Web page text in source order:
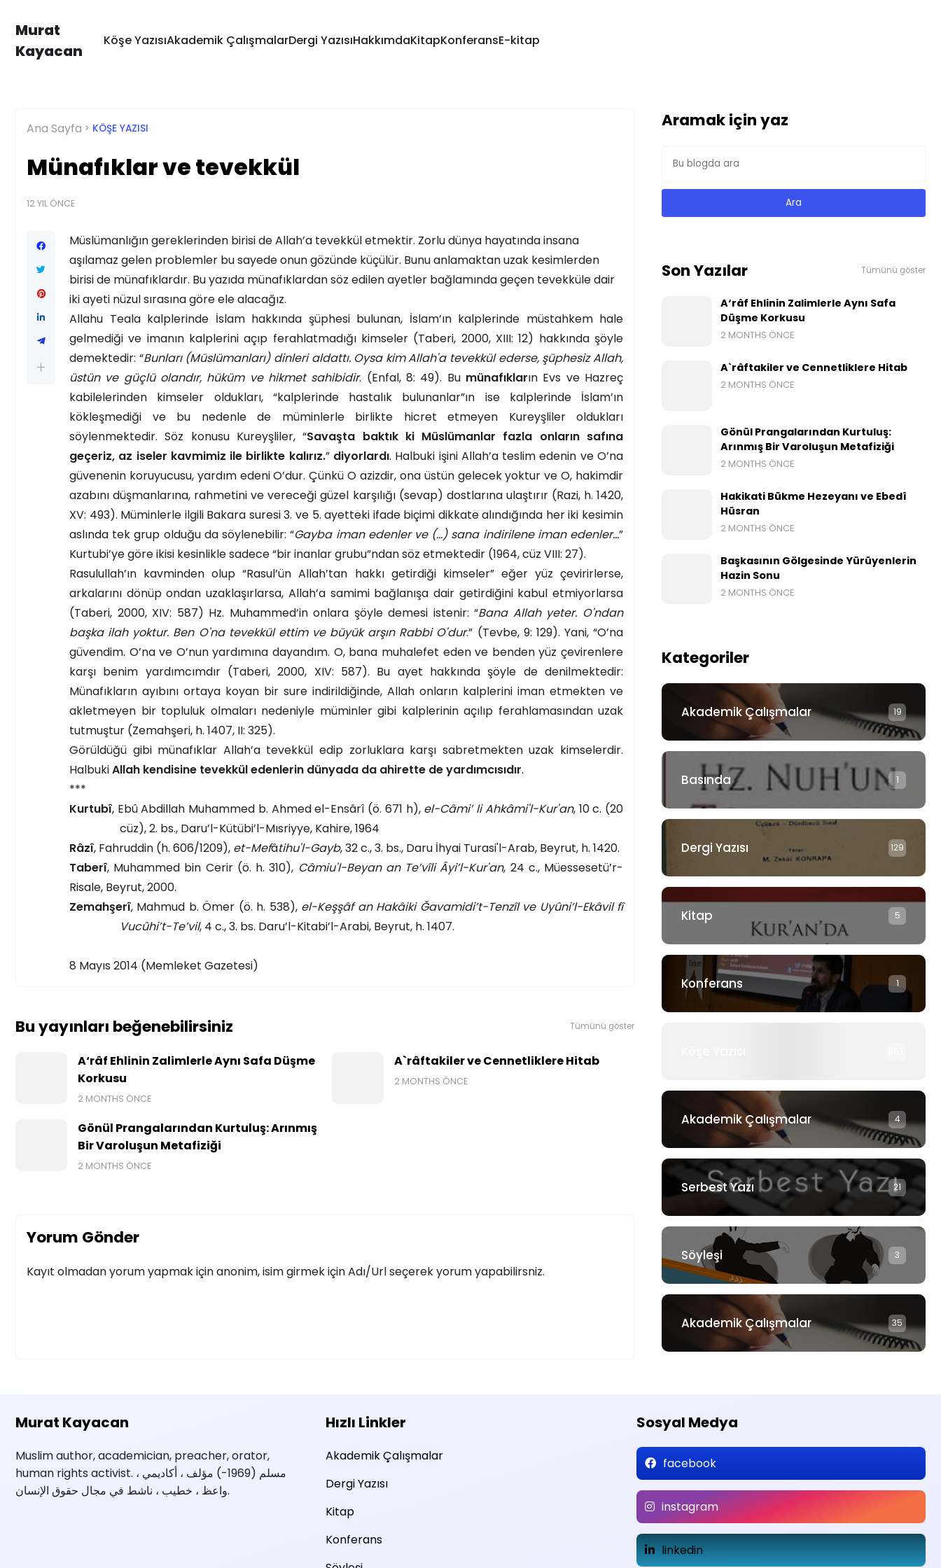
Murat
Kayacan
Köşe YazısıAkademik ÇalışmalarDergi YazısıHakkımdaKitapKonferansE-kitap
Ana Sayfa KÖŞE YAZISI
Münafıklar ve tevekkül
12 YIL ÖNCE
Müslümanlığın gereklerinden birisi de Allah’a tevekkül etmektir. Zorlu dünya hayatında insana
aşılamaz gelen problemler bu sayede onun gözünde küçülür. Bunu anlamaktan uzak kesimlerden
birisi de münafıklardır. Bu yazıda münafıklardan söz edilen ayetler bağlamında geçen tevekküle dair
iki ayeti nüzul sırasına göre ele alacağız.
Allahu Teala kalplerinde İslam hakkında şüphesi bulunan, İslam’ın kalplerinde müstahkem hale
gelmediği ve imanın kalplerini açıp ferahlatmadığı kimseler (Taberi, 2000, XIII: 12) hakkında şöyle
demektedir: “Bunları (Müslümanları) dinleri aldattı. Oysa kim Allah'a tevekkül ederse, şüphesiz Allah,
üstün ve güçlü olandır, hüküm ve hikmet sahibidir. (Enfal, 8: 49). Bu münafıkların Evs ve Hazreç
kabilelerinden kimseler oldukları, “kalplerinde hastalık bulunanlar”ın ise kalplerinde İslam’ın
kökleşmediği ve bu nedenle de müminlerle birlikte hicret etmeyen Kureyşliler oldukları
söylenmektedir. Söz konusu Kureyşliler, “Savaşta baktık ki Müslümanlar fazla onların safına
geçeriz, az iseler kavmimiz ile birlikte kalırız.”diyorlardı. Halbuki işini Allah’a teslim edenin ve O’na
güvenenin koruyucusu, yardım edeni O’dur. Çünkü O azizdir, ona üstün gelecek yoktur ve O, hakimdir
azabını düşmanlarına, rahmetini ve vereceği güzel karşılığı (sevap) dostlarına ulaştırır (Razi, h. 1420,
XV: 493). Müminlerle ilgili Bakara suresi 3. ve 5. ayetteki ifade biçimi dikkate alındığında her iki kesimin
aslında tek grup olduğu da söylenebilir: “Gayba iman edenler ve (…) sana indirilene iman edenler…”
Kurtubi’ye göre ikisi kesinlikle sadece “bir inanlar grubu”ndan söz etmektedir (1964, cüz VIII: 27).
Rasulullah’ın kavminden olup “Rasul’ün Allah’tan hakkı getirdiği kimseler” eğer yüz çevirirlerse,
arkalarını dönüp ondan uzaklaşırlarsa, Allah’a samimi bağlanışa dair getirdiğini kabul etmiyorlarsa
(Taberi, 2000, XIV: 587) Hz. Muhammed’in onlara şöyle demesi istenir: “Bana Allah yeter. O'ndan
başka ilah yoktur. Ben O'na tevekkül ettim ve büyük arşın Rabbi O'dur.” (Tevbe, 9: 129). Yani, “O’na
güvendim. O’na ve O’nun yardımına dayandım. O, bana muhalefet eden ve benden yüz çevirenlere
karşı benim yardımcımdır (Taberi, 2000, XIV: 587). Bu ayet hakkında şöyle de denilmektedir:
Münafıkların ayıbını ortaya koyan bir sure indirildiğinde, Allah onların kalplerini iman etmekten ve
akletmeyen bir topluluk olmaları nedeniyle müminler gibi kalplerinin açılıp ferahlamasından uzak
tutmuştur (Zemahşeri, h. 1407, II: 325).
Görüldüğü gibi münafıklar Allah’a tevekkül edip zorluklara karşı sabretmekten uzak kimselerdir.
HalbukiAllah kendisine tevekkül edenlerin dünyada da ahirette de yardımcısıdır.
***
Kurtubî, Ebû Abdillah Muhammed b. Ahmed el-Ensârî (ö. 671 h), el-Câmi’ li Ahkâmi'l-Kur'an, 10 c. (20
cüz), 2. bs., Daru’l-Kütübi’l-Mısriyye, Kahire, 1964
Râzî, Fahruddin (h. 606/1209), et-Mefâtihu'l-Gayb, 32 c., 3. bs., Daru İhyai Turasi'l-Arab, Beyrut, h. 1420.
Taberî, Muhammed bin Cerir (ö. h. 310), Câmiu'l-Beyan an Te’vîli Âyi’l-Kur'an, 24 c., Müessesetü’r-
Risale, Beyrut, 2000.
Zemahşerî, Mahmud b. Ömer (ö. h. 538), el-Keşşâf an Hakâiki Ğavamidi’t-Tenzîl ve Uyûni’l-Ekâvil fî
Vucûhi’t-Te’vil, 4 c., 3. bs. Daru’l-Kitabi’l-Arabi, Beyrut, h. 1407.
8 Mayıs 2014 (Memleket Gazetesi)
Bu yayınları beğenebilirsiniz Tümünü göster
A‘râf Ehlinin Zalimlerle Aynı Safa Düşme
Korkusu
2 MONTHS ÖNCE
A`râftakiler ve Cennetliklere Hitab
2 MONTHS ÖNCE
Gönül Prangalarından Kurtuluş: Arınmış
Bir Varoluşun Metafiziği
2 MONTHS ÖNCE
Yorum Gönder
Kayıt olmadan yorum yapmak için anonim, isim girmek için Adı/Url seçerek yorum yapabilirsniz.
Aramak için yaz
Son Yazılar Tümünü göster
A‘râf Ehlinin Zalimlerle Aynı Safa
Düşme Korkusu
2 MONTHS ÖNCE
A`râftakiler ve Cennetliklere Hitab
2 MONTHS ÖNCE
Gönül Prangalarından Kurtuluş:
Arınmış Bir Varoluşun Metafiziği
2 MONTHS ÖNCE
Hakikati Bükme Hezeyanı ve Ebedî
Hüsran
2 MONTHS ÖNCE
Başkasının Gölgesinde Yürüyenlerin
Hazin Sonu
2 MONTHS ÖNCE
Kategoriler
Akademik Çalışmalar 19
Basında 1
Dergi Yazısı 129
Kitap 5
Konferans 1
Akademik Çalışmalar 4
Serbest Yazı 21
Söyleşi 3
Akademik Çalışmalar 35
Murat Kayacan
Muslim author, academician, preacher, orator,
human rights activist. مسلم (1969-) مؤلف ، أكاديمي ،
واعظ ، خطيب ، ناشط في مجال حقوق الإنسان.
Hızlı Linkler
Akademik Çalışmalar
Dergi Yazısı
Kitap
Konferans
Sosyal Medya
facebook
instagram
linkedin